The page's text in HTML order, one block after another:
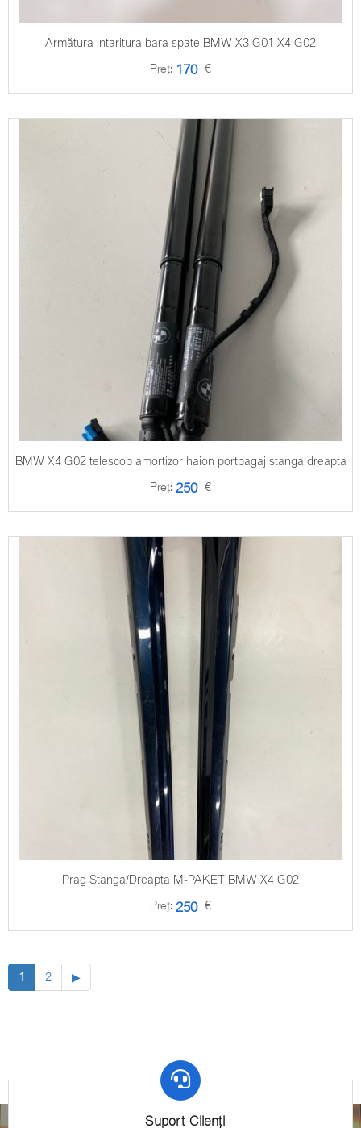
Armătura intaritura bara spate BMW X3 G01 X4 G02
Preț: 170 €
BMW X4 G02 telescop amortizor haion portbagaj stanga dreapta
Preț: 250 €
Prag Stanga/Dreapta M-PAKET BMW X4 G02
Preț: 250 €
1 2 ▶
Suport Clienți